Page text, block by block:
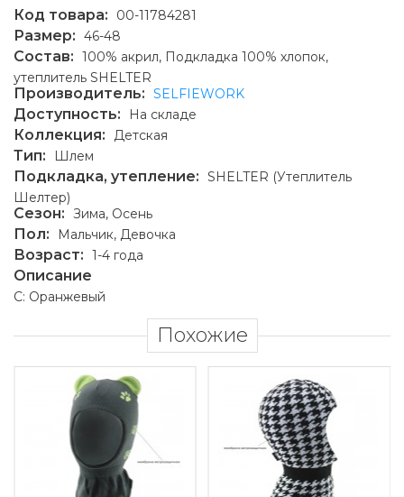
Код товара: 00-11784281
Размер: 46-48
Состав: 100% акрил, Подкладка 100% хлопок,
утеплитель SHELTER
Производитель: SELFIEWORK
Доступность: На складе
Коллекция: Детская
Тип: Шлем
Подкладка, утепление: SHELTER (Утеплитель
Шелтер)
Сезон: Зима, Осень
Пол: Мальчик, Девочка
Возраст: 1-4 года
Описание
C: Оранжевый
Похожие